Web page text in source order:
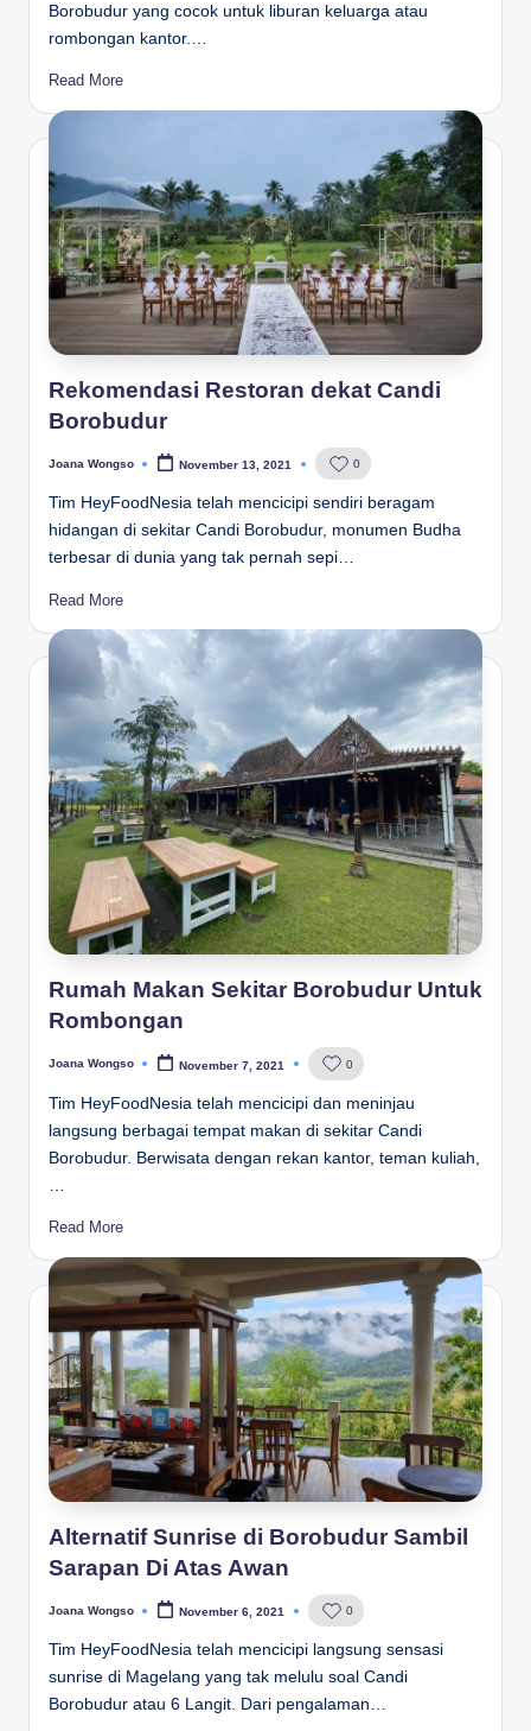
Borobudur yang cocok untuk liburan keluarga atau
rombongan kantor.…
Read More
Rekomendasi Restoran dekat Candi
Borobudur
Posted
Joana Wongso November 13, 2021 0
Tim HeyFoodNesia telah mencicipi sendiri beragam
hidangan di sekitar Candi Borobudur, monumen Budha
terbesar di dunia yang tak pernah sepi…
Read More
Rumah Makan Sekitar Borobudur Untuk
Rombongan
Posted
Joana Wongso November 7, 2021 0
Tim HeyFoodNesia telah mencicipi dan meninjau
langsung berbagai tempat makan di sekitar Candi
Borobudur. Berwisata dengan rekan kantor, teman kuliah,
Read More
Alternatif Sunrise di Borobudur Sambil
Sarapan Di Atas Awan
Posted
Joana Wongso November 6, 2021 0
Tim HeyFoodNesia telah mencicipi langsung sensasi
sunrise di Magelang yang tak melulu soal Candi
Borobudur atau 6 Langit. Dari pengalaman…